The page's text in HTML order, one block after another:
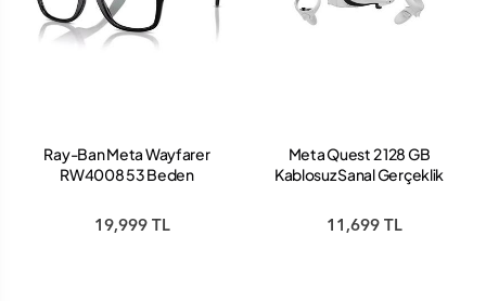
Ray-Ban Meta Wayfarer
RW4008 53 Beden
Clear
19,999 TL
Meta Quest 2 128 GB
Kablosuz Sanal Gerçeklik
Key
11,699 TL